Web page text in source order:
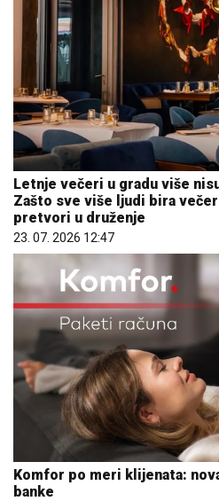
Letnje večeri u gradu više
Zašto sve više ljudi bira
pretvori u druženje
23. 07. 2026 12:47
Komfor po meri klijenata:
banke